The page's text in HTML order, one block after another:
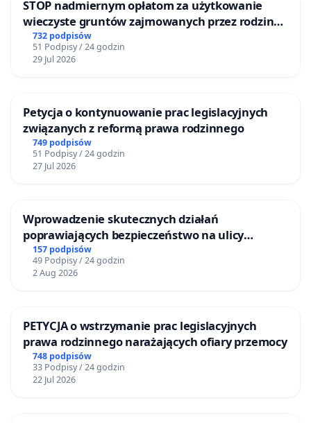
STOP nadmiernym opłatom za użytkowanie
wieczyste gruntów zajmowanych przez rodzinne
ogrody działkowe.
732 podpisów
51 Podpisy / 24 godzin
29 Jul 2026
Petycja o kontynuowanie prac legislacyjnych
związanych z reformą prawa rodzinnego
749 podpisów
51 Podpisy / 24 godzin
27 Jul 2026
Wprowadzenie skutecznych działań
poprawiających bezpieczeństwo na ulicy
Żeromskiego w Otwocku
157 podpisów
49 Podpisy / 24 godzin
2 Aug 2026
PETYCJA o wstrzymanie prac legislacyjnych
prawa rodzinnego narażających ofiary przemocy
748 podpisów
33 Podpisy / 24 godzin
22 Jul 2026